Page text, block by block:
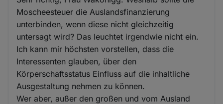
Moscheesteuer die Auslandsfinanzierung
unterbinden, wenn diese nicht gleichzeitig
untersagt wird? Das leuchtet irgendwie nicht ein.
Ich kann mir höchsten vorstellen, dass die
Interessenten glauben, über den
Körperschaftsstatus Einfluss auf die inhaltliche
Ausgestaltung nehmen zu können.
Wer aber, außer den großen und vom Ausland